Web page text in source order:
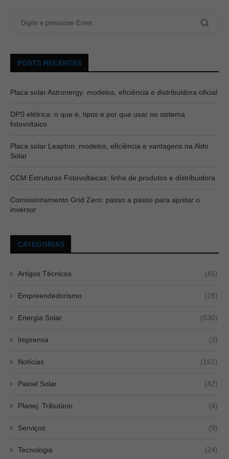
POSTS RECENTES
Placa solar Astronergy: modelos, eficiência e distribuidora oficial
DPS elétrica: o que é, tipos e por que usar no sistema
fotovoltaico
Placa solar Leapton: modelos, eficiência e vantagens na Aldo
Solar
CCM Estruturas Fotovoltaicas: linha de produtos e distribuidora
Comissionamento Grid Zero: passo a passo para ajustar o
inversor
CATEGORIAS
Artigos Técnicos (45)
Empreendedorismo (28)
Energia Solar (530)
Imprensa (3)
Notícias (161)
Painel Solar (42)
Planej. Tributário (4)
Serviços (9)
Tecnologia (24)